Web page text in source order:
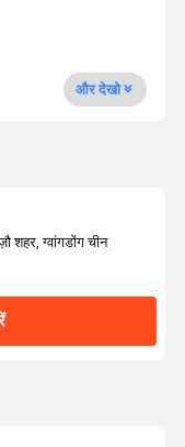
और देखो
ग्वांगडोंग चीन